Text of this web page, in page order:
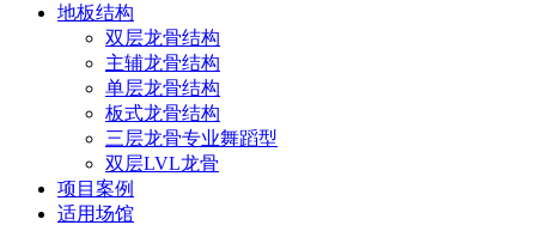
地板结构
双层龙骨结构
主辅龙骨结构
单层龙骨结构
板式龙骨结构
三层龙骨专业舞蹈型
双层LVL龙骨
项目案例
适用场馆